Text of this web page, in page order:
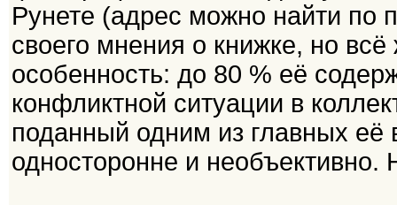
Рунете (адрес можно найти по
своего мнения о книжке, но
особенность: до 80 % её
конфликтной ситуации в
поданный одним из главных её
односторонне и необъективно.